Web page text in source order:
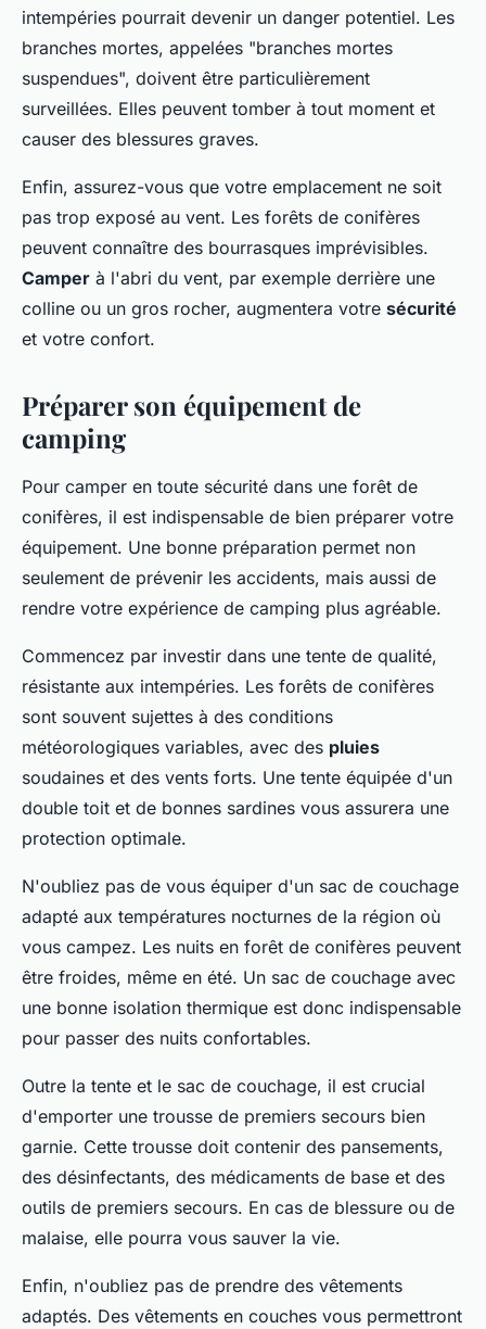
intempéries pourrait devenir un danger potentiel. Les
branches mortes, appelées "branches mortes
suspendues", doivent être particulièrement
surveillées. Elles peuvent tomber à tout moment et
causer des blessures graves.
Enfin, assurez-vous que votre emplacement ne soit
pas trop exposé au vent. Les forêts de conifères
peuvent connaître des bourrasques imprévisibles.
Camper à l'abri du vent, par exemple derrière une
colline ou un gros rocher, augmentera votre sécurité
et votre confort.
Préparer son équipement de
camping
Pour camper en toute sécurité dans une forêt de
conifères, il est indispensable de bien préparer votre
équipement. Une bonne préparation permet non
seulement de prévenir les accidents, mais aussi de
rendre votre expérience de camping plus agréable.
Commencez par investir dans une tente de qualité,
résistante aux intempéries. Les forêts de conifères
sont souvent sujettes à des conditions
météorologiques variables, avec des pluies
soudaines et des vents forts. Une tente équipée d'un
double toit et de bonnes sardines vous assurera une
protection optimale.
N'oubliez pas de vous équiper d'un sac de couchage
adapté aux températures nocturnes de la région où
vous campez. Les nuits en forêt de conifères peuvent
être froides, même en été. Un sac de couchage avec
une bonne isolation thermique est donc indispensable
pour passer des nuits confortables.
Outre la tente et le sac de couchage, il est crucial
d'emporter une trousse de premiers secours bien
garnie. Cette trousse doit contenir des pansements,
des désinfectants, des médicaments de base et des
outils de premiers secours. En cas de blessure ou de
malaise, elle pourra vous sauver la vie.
Enfin, n'oubliez pas de prendre des vêtements
adaptés. Des vêtements en couches vous permettront